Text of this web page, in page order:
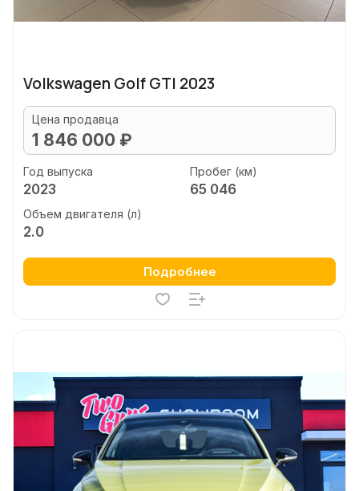
Volkswagen Golf GTI 2023
Цена продавца
1 846 000 ₽
Год выпуска
2023
Пробег (км)
65 046
Объем двигателя (л)
2.0
Подробнее